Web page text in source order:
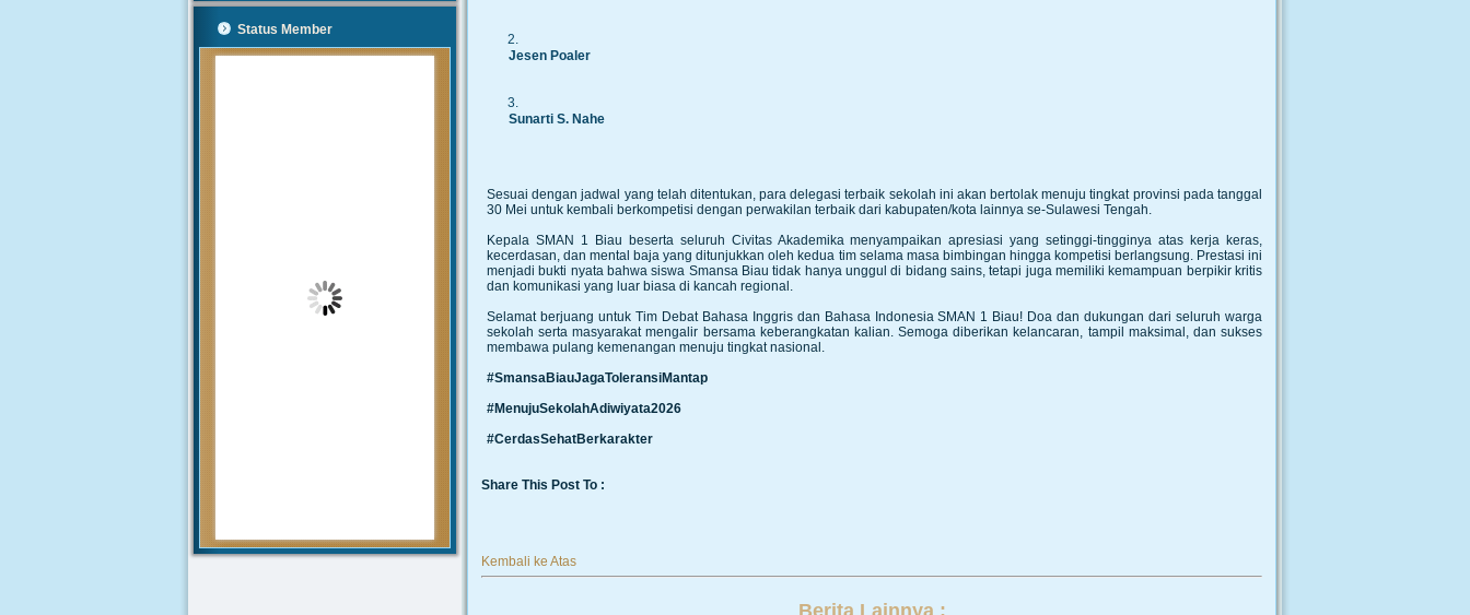
Status Member
(Alumni)
2018-12-05 10:42:02
Jesen Poaler
Sunarti S. Nahe
Sesuai dengan jadwal yang telah ditentukan, para delegasi terbaik sekolah ini akan bertolak menuju tingkat provinsi pada tanggal
30 Mei untuk kembali berkompetisi dengan perwakilan terbaik dari kabupaten/kota lainnya se-Sulawesi Tengah.
Kepala SMAN 1 Biau beserta seluruh Civitas Akademika menyampaikan apresiasi yang setinggi-tingginya atas kerja keras,
kecerdasan, dan mental baja yang ditunjukkan oleh kedua tim selama masa bimbingan hingga kompetisi berlangsung. Prestasi ini
menjadi bukti nyata bahwa siswa Smansa Biau tidak hanya unggul di bidang sains, tetapi juga memiliki kemampuan berpikir kritis
dan komunikasi yang luar biasa di kancah regional.
Selamat berjuang untuk Tim Debat Bahasa Inggris dan Bahasa Indonesia SMAN 1 Biau! Doa dan dukungan dari seluruh warga
sekolah serta masyarakat mengalir bersama keberangkatan kalian. Semoga diberikan kelancaran, tampil maksimal, dan sukses
membawa pulang kemenangan menuju tingkat nasional.
#SmansaBiauJagaToleransiMantap
#MenujuSekolahAdiwiyata2026
#CerdasSehatBerkarakter
Share This Post To :
Kembali ke Atas
Berita Lainnya :